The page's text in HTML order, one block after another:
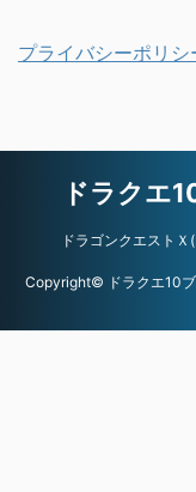
プライバシーポリシ
ドラクエ
ドラゴンクエスト
Copyright© ドラクエ10